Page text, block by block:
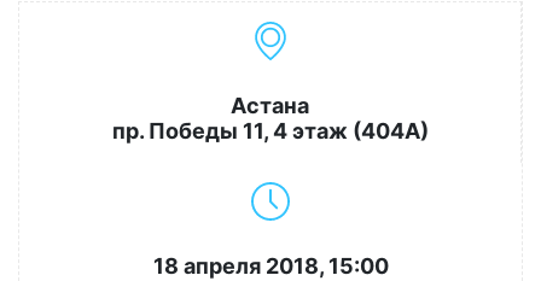
Астана
пр. Победы 11, 4 этаж (404А)
18 апреля 2018, 15:00